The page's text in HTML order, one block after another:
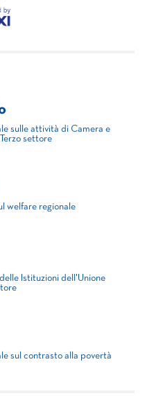
sulle attività di Camera e
settore
welfare regionale
Istituzioni dell'Unione
sul contrasto alla povertà